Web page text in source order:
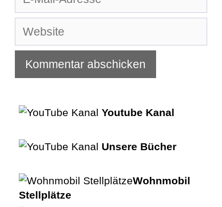
Adresse
Website
Youtube Kanal
Unsere Bücher
Wohnmobil
Stellplätze